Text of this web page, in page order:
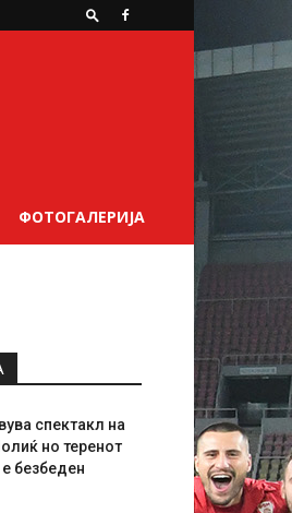
ФОТОГАЛЕРИЈА
спектакл на
но теренот
безбеден